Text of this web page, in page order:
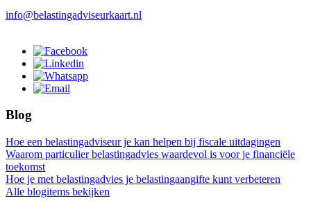
info@belastingadviseurkaart.nl
Blog
Hoe een belastingadviseur je kan helpen bij fiscale uitdagingen
Waarom particulier belastingadvies waardevol is voor je financiële
toekomst
Hoe je met belastingadvies je belastingaangifte kunt verbeteren
Alle blogitems bekijken